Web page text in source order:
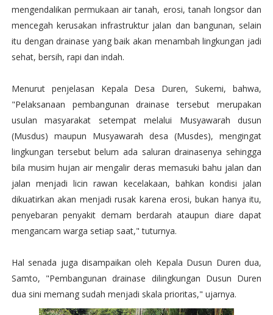
mengendalikan permukaan air tanah, erosi, tanah longsor dan
mencegah kerusakan infrastruktur jalan dan bangunan, selain
itu dengan drainase yang baik akan menambah lingkungan jadi
sehat, bersih, rapi dan indah.
Menurut penjelasan Kepala Desa Duren, Sukemi, bahwa,
"Pelaksanaan pembangunan drainase tersebut merupakan
usulan masyarakat setempat melalui Musyawarah dusun
(Musdus) maupun Musyawarah desa (Musdes), mengingat
lingkungan tersebut belum ada saluran drainasenya sehingga
bila musim hujan air mengalir deras memasuki bahu jalan dan
jalan menjadi licin rawan kecelakaan, bahkan kondisi jalan
dikuatirkan akan menjadi rusak karena erosi, bukan hanya itu,
penyebaran penyakit demam berdarah ataupun diare dapat
mengancam warga setiap saat," tuturnya.
Hal senada juga disampaikan oleh Kepala Dusun Duren dua,
Samto, "Pembangunan drainase dilingkungan Dusun Duren
dua sini memang sudah menjadi skala prioritas," ujarnya.